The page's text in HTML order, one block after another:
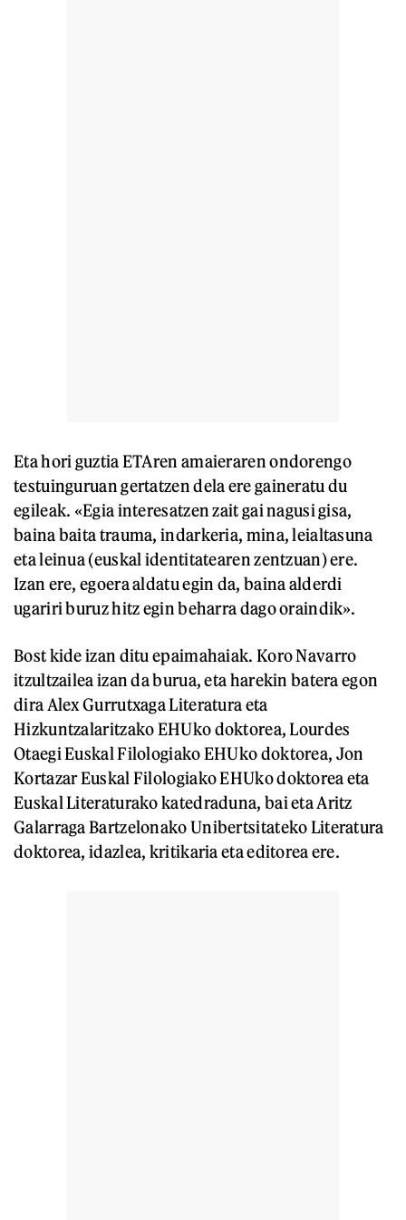
Eta hori guztia ETAren amaieraren ondorengo
testuinguruan gertatzen dela ere gaineratu du
egileak. «Egia interesatzen zait gai nagusi gisa,
baina baita trauma, indarkeria, mina, leialtasuna
eta leinua (euskal identitatearen zentzuan) ere.
Izan ere, egoera aldatu egin da, baina alderdi
ugariri buruz hitz egin beharra dago oraindik».
Bost kide izan ditu epaimahaiak. Koro Navarro
itzultzailea izan da burua, eta harekin batera egon
dira Alex Gurrutxaga Literatura eta
Hizkuntzalaritzako EHUko doktorea, Lourdes
Otaegi Euskal Filologiako EHUko doktorea, Jon
Kortazar Euskal Filologiako EHUko doktorea eta
Euskal Literaturako katedraduna, bai eta Aritz
Galarraga Bartzelonako Unibertsitateko Literatura
doktorea, idazlea, kritikaria eta editorea ere.